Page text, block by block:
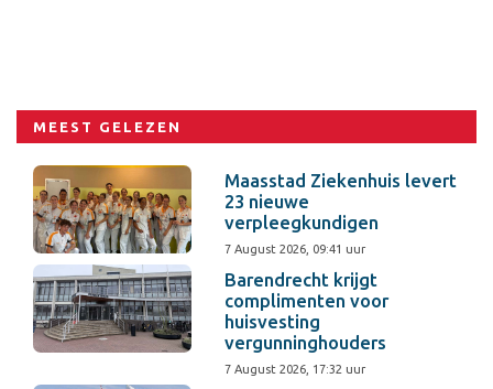
MEEST GELEZEN
Maasstad Ziekenhuis levert
23 nieuwe
verpleegkundigen
7 August 2026, 09:41 uur
Barendrecht krijgt
complimenten voor
huisvesting
vergunninghouders
7 August 2026, 17:32 uur